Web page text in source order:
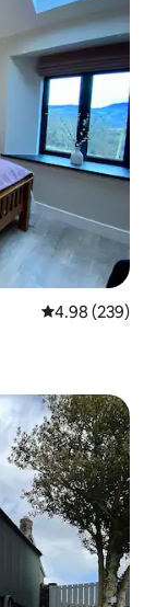
Calificación
4.98 (239)